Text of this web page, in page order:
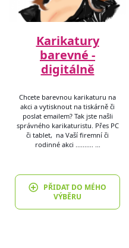
Karikatury
barevné -
digitálně
Chcete barevnou karikaturu na
akci a vytisknout na tiskárně či
poslat emailem? Tak jste našli
správného karikaturistu. Přes PC
či tablet, na Vaší firemní či
rodinné akci .......... …
PŘIDAT DO MÉHO
VÝBĚRU